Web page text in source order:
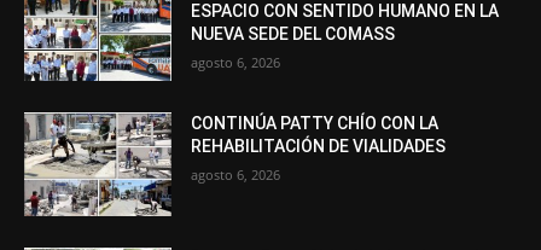
ESPACIO CON SENTIDO HUMANO EN LA
NUEVA SEDE DEL COMASS
agosto 6, 2026
CONTINÚA PATTY CHÍO CON LA
REHABILITACIÓN DE VIALIDADES
agosto 6, 2026